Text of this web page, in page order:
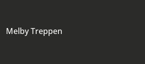
Melby Treppen